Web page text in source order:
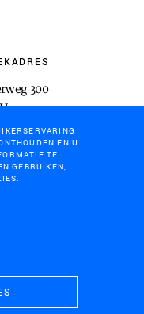
300
EN U
TE
GEBRUIKEN,